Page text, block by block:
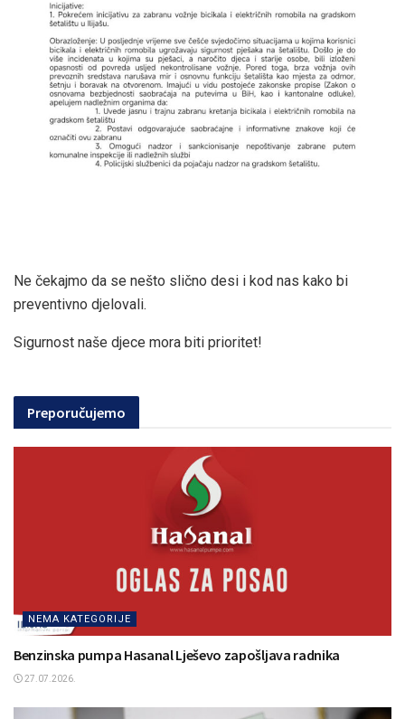
Ne čekajmo da se nešto slično desi i kod nas kako bi
preventivno djelovali.
Sigurnost naše djece mora biti prioritet!
Preporučujemo
NEMA KATEGORIJE
Benzinska pumpa Hasanal Lješevo zapošljava radnika
27.07.2026.